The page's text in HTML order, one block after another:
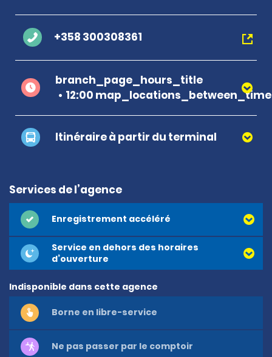
+358 300308361
branch_page_hours_title
12:00
Itinéraire à partir du terminal
Services de l’agence
Enregistrement accéléré
Service en dehors des horaires
d’ouverture
Indisponible dans cette agence
Borne en libre-service
Ne pas passer par le comptoir